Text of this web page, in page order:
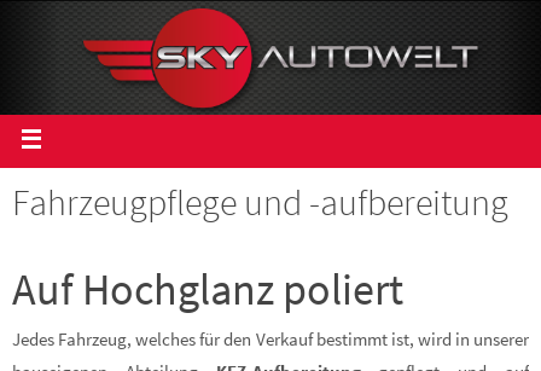
Fahrzeugpflege und -aufbereitung
Auf Hochglanz poliert
Jedes Fahrzeug, welches für den Verkauf bestimmt ist, wird in unserer